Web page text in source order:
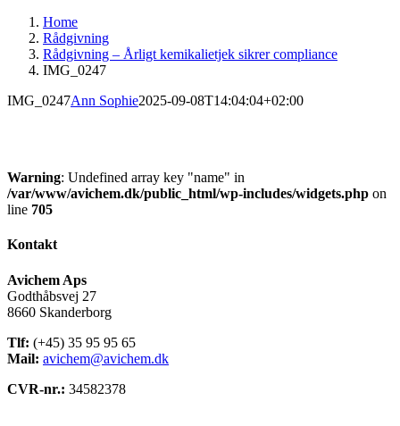
Home
Rådgivning
Rådgivning – Årligt kemikalietjek sikrer compliance
IMG_0247
IMG_0247Ann Sophie2025-09-08T14:04:04+02:00
Warning: Undefined array key "name" in
/var/www/avichem.dk/public_html/wp-includes/widgets.php on
line 705
Kontakt
Avichem Aps
Godthåbsvej 27
8660 Skanderborg
Tlf: (+45) 35 95 95 65
Mail: avichem@avichem.dk
CVR-nr.: 34582378